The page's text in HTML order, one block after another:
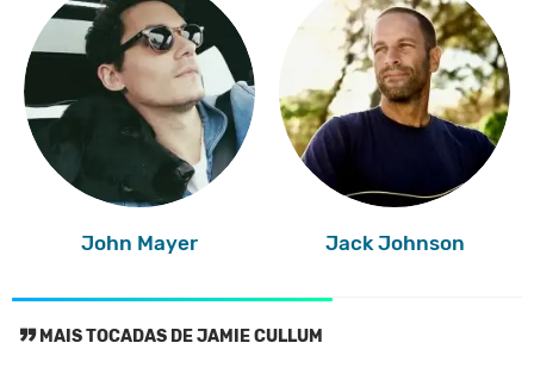
John Mayer Jack Johnson
MAIS TOCADAS DE JAMIE CULLUM